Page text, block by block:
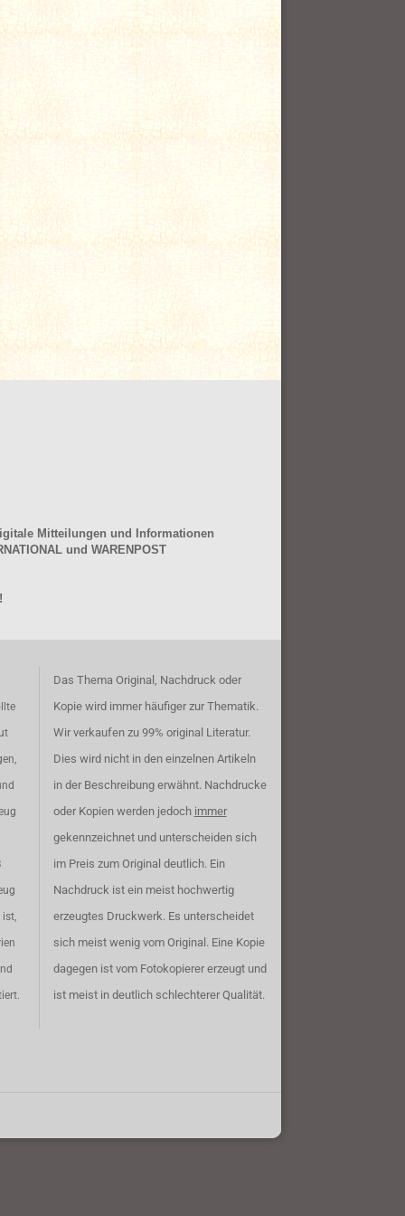
Mitteilungen und Informationen
und WARENPOST
Das Thema Original, Nachdruck oder
Kopie wird immer häufiger zur Thematik.
Wir verkaufen zu 99% original Literatur.
Dies wird nicht in den einzelnen Artikeln
in der Beschreibung erwähnt. Nachdrucke
oder Kopien werden jedoch immer
gekennzeichnet und unterscheiden sich
im Preis zum Original deutlich. Ein
Nachdruck ist ein meist hochwertig
erzeugtes Druckwerk. Es unterscheidet
sich meist wenig vom Original. Eine Kopie
dagegen ist vom Fotokopierer erzeugt und
ist meist in deutlich schlechterer Qualität.